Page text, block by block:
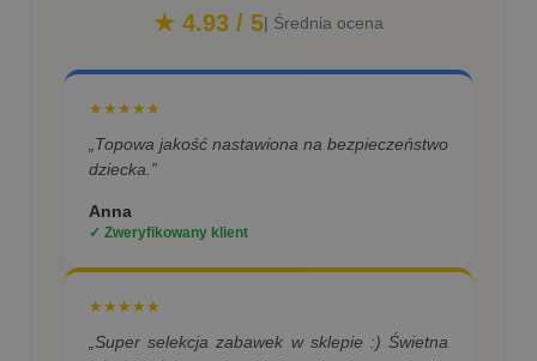
★ 4.93 / 5| Średnia ocena
★★★★★
„Topowa jakość nastawiona na bezpieczeństwo
dziecka.”
Anna
✓ Zweryfikowany klient
★★★★★
„Super selekcja zabawek w sklepie :) Świetna